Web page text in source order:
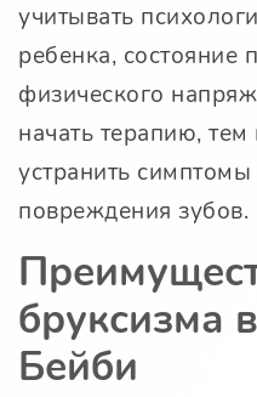
учитывать
ребенка, состояние
физического
начать терапию,
устранить
повреждения зубов.
Бейби